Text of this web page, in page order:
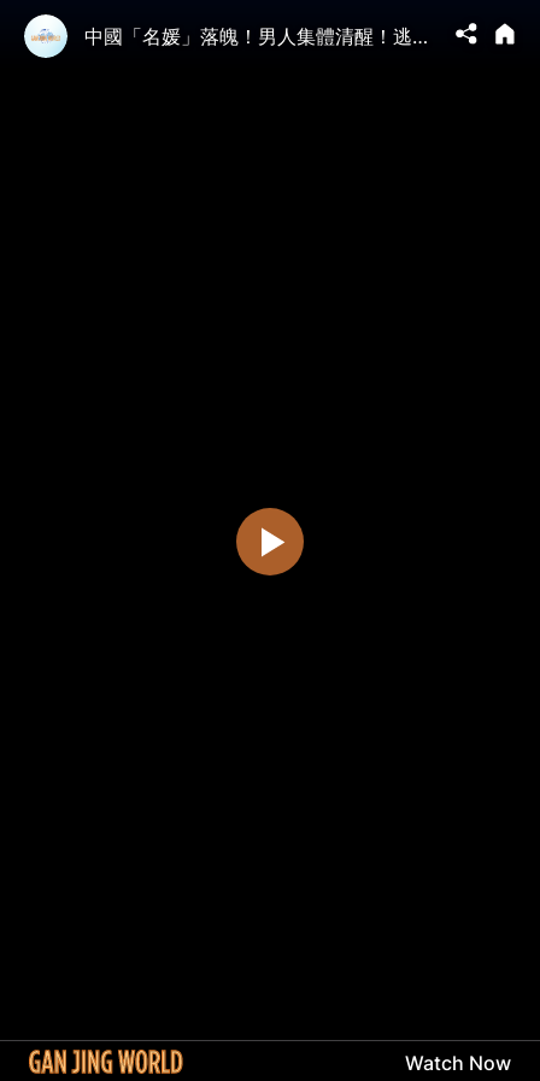
中國「名媛」落魄！男人集體清醒！逃離婚戀市場！舔狗經濟崩塌！ #看大陸
Watch Now